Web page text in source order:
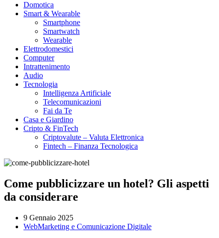
Domotica
Smart & Wearable
Smartphone
Smartwatch
Wearable
Elettrodomestici
Computer
Intrattenimento
Audio
Tecnologia
Intelligenza Artificiale
Telecomunicazioni
Fai da Te
Casa e Giardino
Cripto & FinTech
Criptovalute – Valuta Elettronica
Fintech – Finanza Tecnologica
Come pubblicizzare un hotel? Gli aspetti
da considerare
9 Gennaio 2025
WebMarketing e Comunicazione Digitale